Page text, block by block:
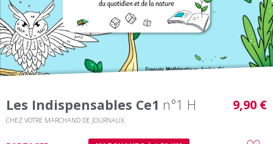
Les Indispensables Ce1 n°1 H
CHEZ VOTRE MARCHAND DE JOURNAUX
9,90 €